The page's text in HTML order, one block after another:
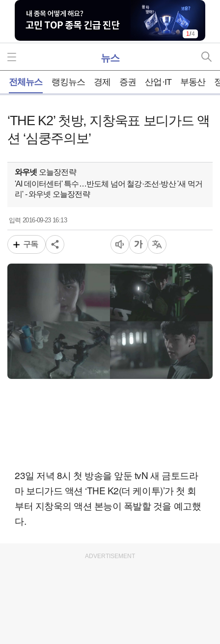
1/4
뉴스
전체뉴스 랭킹뉴스 경제 증권 산업·IT 부동산
‘THE K2’ 첫방, 지창욱표 보디가드 액
션 ‘심쿵주의보’
와우넷 오늘장전략
'AI 데이터센터' 특수…반도체 넘어 철강·조선·방산 '새 먹거
리' - 와우넷 오늘장전략
입력2016-09-23 16:13
구독
23일 저녁 8시 첫 방송을 앞둔 tvN 새 금토드라
마 보디가드 액션 ‘THE K2(더 케이투)’가 첫 회
부터 지창욱의 액션 본능이 폭발할 것을 예고했
다.
ADVERTISEMENT